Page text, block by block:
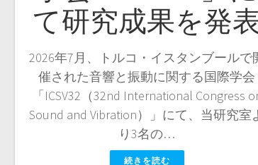
て研究成果を発
2026年7月、トルコ・イスタンブールで
催された音響と振動に関する国際学会
「ICSV32（32nd International Congress
Sound and Vibration）」にて、当研究室
り3名の…
続きを読む